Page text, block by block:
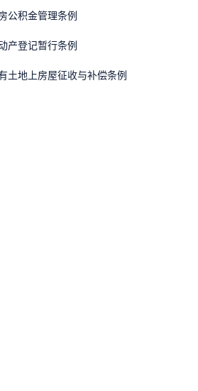
房公积金管理条例
动产登记暂行条例
有土地上房屋征收与补偿条例